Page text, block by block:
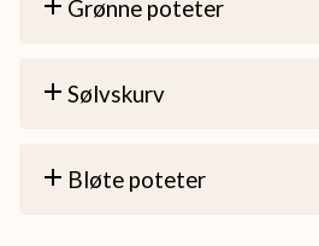
Grønne poteter
Sølvskurv
Bløte poteter